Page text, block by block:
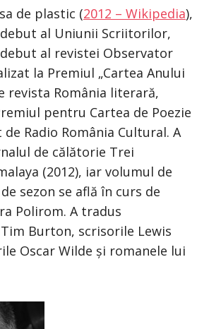
de plastic (2012 – Wikipedia),
al Uniunii Scriitorilor,
al revistei Observator
la Premiul „Cartea Anului
revista România literară,
pentru Cartea de Poezie
Radio România Cultural. A
de călătorie Trei
(2012), iar volumul de
sezon se află în curs de
Polirom. A tradus
Burton, scrisorile Lewis
Oscar Wilde și romanele lui